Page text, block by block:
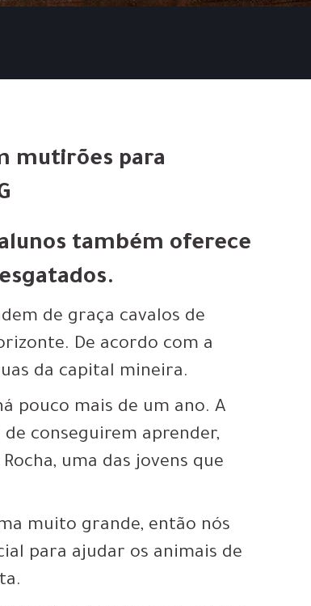
mutirões para
também oferece
de graça cavalos de
De acordo com a
da capital mineira.
pouco mais de um ano. A
conseguirem aprender,
uma das jovens que
muito grande, então nós
para ajudar os animais de